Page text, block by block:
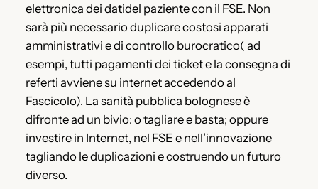
elettronica dei datidel paziente con il FSE. Non
sarà più necessario duplicare costosi apparati
amministrativi e di controllo burocratico( ad
esempi, tutti pagamenti dei ticket e la consegna di
referti avviene su internet accedendo al
Fascicolo). La sanità pubblica bolognese è
difronte ad un bivio: o tagliare e basta; oppure
investire in Internet, nel FSE e nell’innovazione
tagliando le duplicazioni e costruendo un futuro
diverso.